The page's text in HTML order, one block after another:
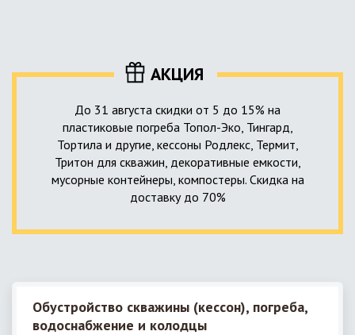
высокотехнологичное устройство, встраиваемое в
канализационную систему и обеспечивающее
АКЦИЯ
До 31 августа скидки от 5 до 15% на
пластиковые погреба Топол-Эко, Тингард,
Тортила и другие, кессоны Родлекс, Термит,
Тритон для скважин, декоративные емкости,
мусорные контейнеры, компостеры. Скидка на
доставку до 70%
Обустройство скважины (кессон), погреба,
водоснабжение и колодцы